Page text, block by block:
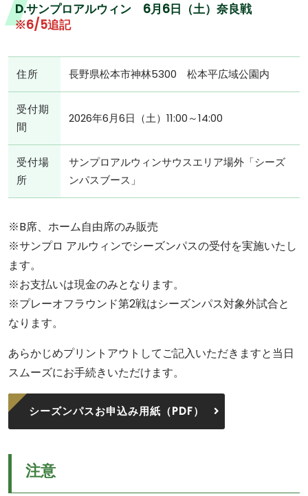
D.サンプロアルウィン 6月6日（土）奈良戦
※6/5追記
住所 長野県松本市神林5300 松本平広域公園内
受付期
間
2026年6月6日（土）11:00～14:00
受付場
所
サンプロアルウィンサウスエリア場外「シーズ
ンパスブース」
※B席、ホーム自由席のみ販売
※サンプロ アルウィンでシーズンパスの受付を実施いたし
ます。
※お支払いは現金のみとなります。
※プレーオフラウンド第2戦はシーズンパス対象外試合と
なります。
あらかじめプリントアウトしてご記入いただきますと当日
スムーズにお手続きいただけます。
シーズンパスお申込み用紙（PDF）
注意